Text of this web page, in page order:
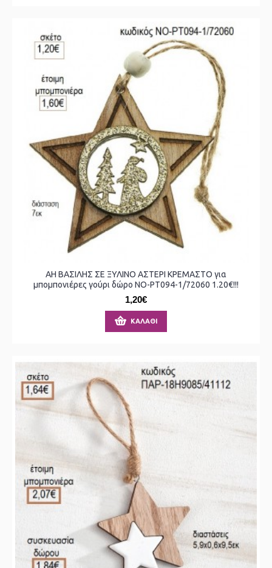
ΑΗ ΒΑΣΙΛΗΣ ΣΕ ΞΥΛΙΝΟ ΑΣΤΕΡΙ ΚΡΕΜΑΣΤΟ για
μπομπονιέρες γούρι δώρο ΝΟ-ΡΤ094-1/72060 1.20€!!!
1,20€
ΚΑΛΆΘΙ